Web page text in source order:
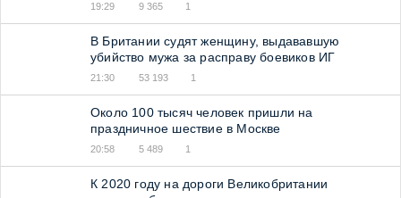
19:29 9 365 1
В Британии судят женщину, выдававшую
убийство мужа за расправу боевиков ИГ
21:30 53 193 1
Около 100 тысяч человек пришли на
праздничное шествие в Москве
20:58 5 489 1
К 2020 году на дороги Великобритании